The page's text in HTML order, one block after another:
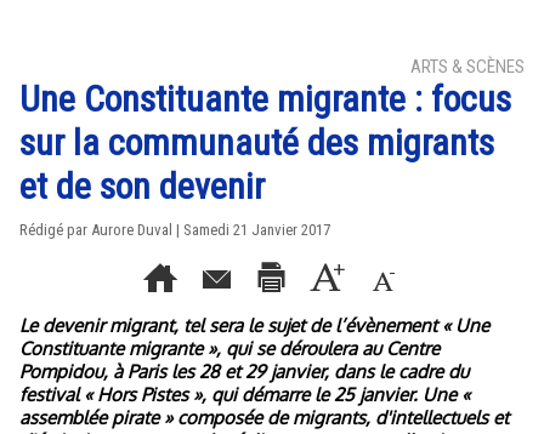
ARTS & SCÈNES
Une Constituante migrante : focus
sur la communauté des migrants
et de son devenir
Rédigé par Aurore Duval | Samedi 21 Janvier 2017
Le devenir migrant, tel sera le sujet de l’évènement « Une
Constituante migrante », qui se déroulera au Centre
Pompidou, à Paris les 28 et 29 janvier, dans le cadre du
festival « Hors Pistes », qui démarre le 25 janvier. Une «
assemblée pirate » composée de migrants, d'intellectuels et